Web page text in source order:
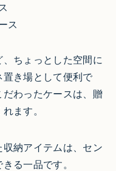
ス
ちょっとした空間に
き場として便利で
わったケースは、贈
ます。
納アイテムは、セン
る一品です。